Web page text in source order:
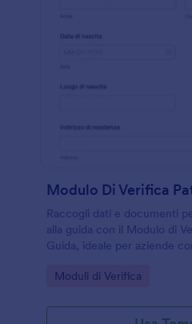
Modulo Di Verifica
Raccogli dati e documenti
alla guida con il Modulo di
Guida, ideale per aziende
raccolta dati online.
Go to Category:
Moduli di Verifica